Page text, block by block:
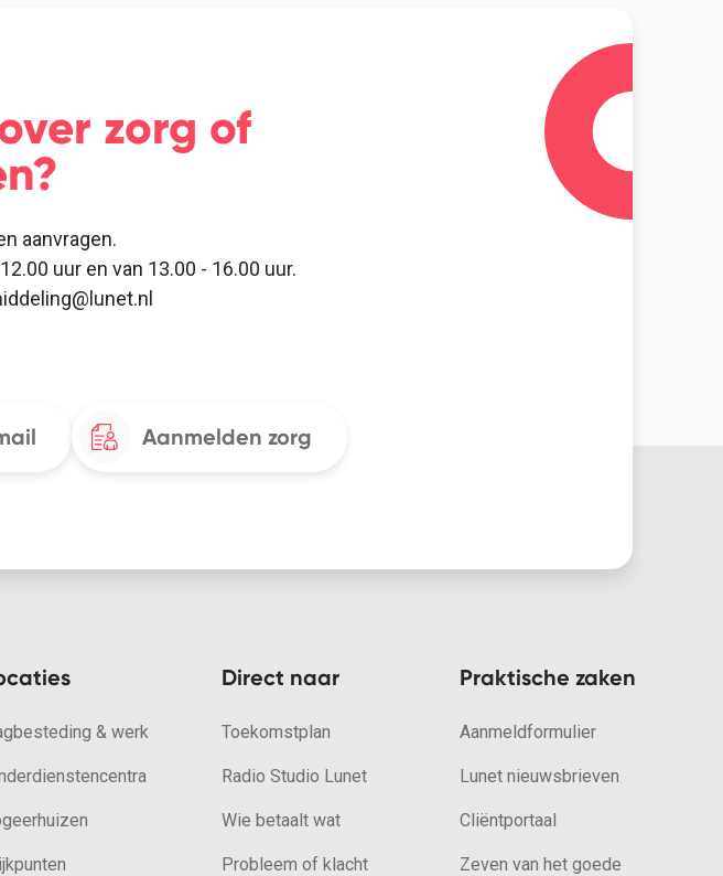
zorg of
aanvragen.
uur en van 13.00 - 16.00 uur.
Aanmelden zorg
& werk
Direct naar
Toekomstplan
Radio Studio Lunet
Wie betaalt wat
Probleem of klacht
Praktische zaken
Aanmeldformulier
Lunet nieuwsbrieven
Cliëntportaal
Zeven van het goede